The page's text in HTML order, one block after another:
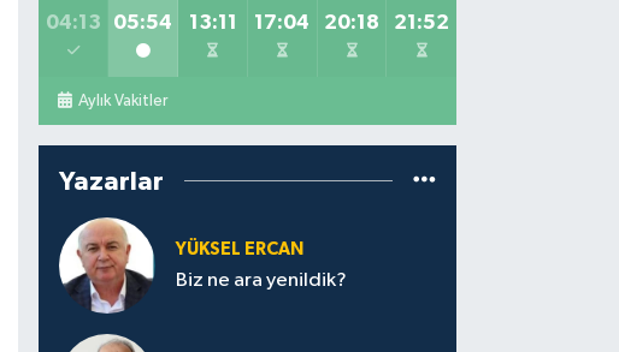
04:13 05:54 13:11 17:04 20:18 21:52
Aylık Vakitler
Yazarlar
YÜKSEL ERCAN
Biz ne ara yenildik?